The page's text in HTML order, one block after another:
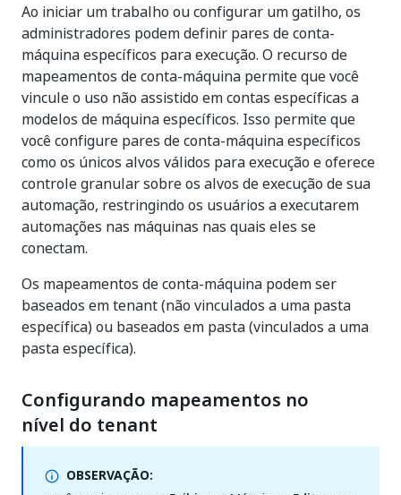
Ao iniciar um trabalho ou configurar um gatilho, os
administradores podem definir pares de conta-
máquina específicos para execução. O recurso de
mapeamentos de conta-máquina permite que você
vincule o uso não assistido em contas específicas a
modelos de máquina específicos. Isso permite que
você configure pares de conta-máquina específicos
como os únicos alvos válidos para execução e oferece
controle granular sobre os alvos de execução de sua
automação, restringindo os usuários a executarem
automações nas máquinas nas quais eles se
conectam.
Os mapeamentos de conta-máquina podem ser
baseados em tenant (não vinculados a uma pasta
específica) ou baseados em pasta (vinculados a uma
pasta específica).
Configurando mapeamentos no
nível do tenant
OBSERVAÇÃO: